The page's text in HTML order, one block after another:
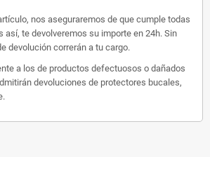
nos aseguraremos de que cumple todas
así, te devolveremos su importe en 24h. Sin
devolución correrán a tu cargo.
a los de productos defectuosos o dañados
devoluciones de protectores bucales,